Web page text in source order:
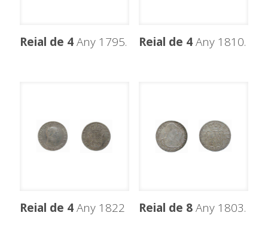
Reial de 4Any 1795. Reial de 4Any 1810.
Reial de 4Any 1822 Reial de 8Any 1803.